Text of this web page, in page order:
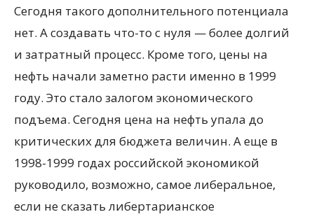
Сегодня такого дополнительного потенциала
нет. А создавать что-то с нуля — более долгий
и затратный процесс. Кроме того, цены на
нефть начали заметно расти именно в 1999
году. Это стало залогом экономического
подъема. Сегодня цена на нефть упала до
критических для бюджета величин. А еще в
1998-1999 годах российской экономикой
руководило, возможно, самое либеральное,
если не сказать либертарианское